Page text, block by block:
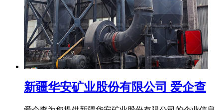
新疆华安矿业股份有限公司 爱企查